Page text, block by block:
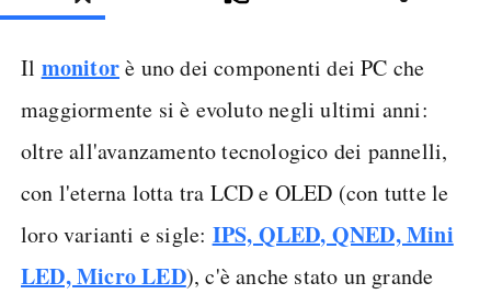
Il monitorè uno dei componenti dei PC che
maggiormente si è evoluto negli ultimi anni:
oltre all'avanzamento tecnologico dei pannelli,
con l'eterna lotta tra LCD e OLED (con tutte le
loro varianti e sigle: IPS, QLED, QNED, Mini
LED, Micro LED), c'è anche stato un grande